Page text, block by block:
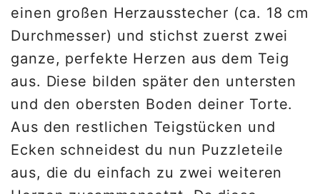
einen großen Herzausstecher (ca. 18 cm
Durchmesser) und stichst zuerst zwei
ganze, perfekte Herzen aus dem Teig
aus. Diese bilden später den untersten
und den obersten Boden deiner Torte.
Aus den restlichen Teigstücken und
Ecken schneidest du nun Puzzleteile
aus, die du einfach zu zwei weiteren